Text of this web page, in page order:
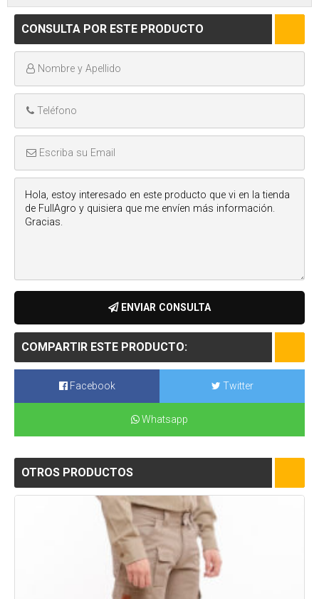
CONSULTA POR ESTE PRODUCTO
COMPARTIR ESTE PRODUCTO:
Facebook Twitter
Whatsapp
OTROS PRODUCTOS